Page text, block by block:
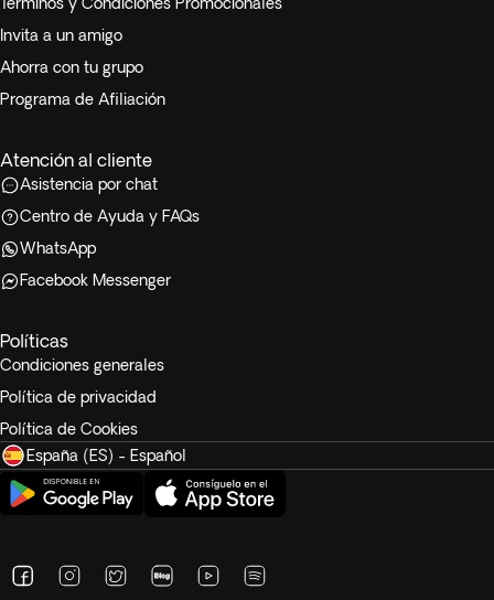
Invita a un amigo
Ahorra con tu grupo
Programa de Afiliación
Atención al cliente
Asistencia por chat
Centro de Ayuda y FAQs
WhatsApp
Facebook Messenger
Políticas
Condiciones generales
Política de privacidad
Política de Cookies
España (ES) - Español